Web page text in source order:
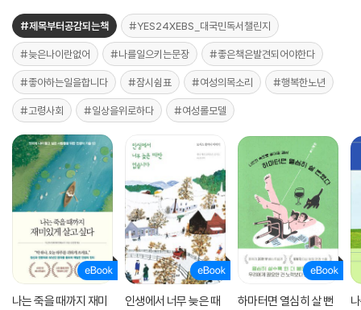
#제목부터공감되는책 #YES24XEBS_대국민독서챌린지
#늦은나이란없어 #나를일으키는문장 #좋은책은발견되어야한다
#좋아하는일을합니다 #잠시쉼표 #여성의목소리 #행복한노년
#고령사회 #일상을위로하다 #여성롤모델
나는 죽을 때까지 재미
인생에서 너무 늦은 때
하마터면 열심히 살 뻔